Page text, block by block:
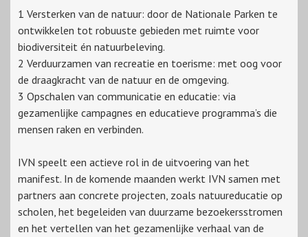
1 Versterken van de natuur: door de Nationale Parken te
ontwikkelen tot robuuste gebieden met ruimte voor
biodiversiteit én natuurbeleving.
2 Verduurzamen van recreatie en toerisme: met oog voor
de draagkracht van de natuur en de omgeving.
3 Opschalen van communicatie en educatie: via
gezamenlijke campagnes en educatieve programma’s die
mensen raken en verbinden.
IVN speelt een actieve rol in de uitvoering van het
manifest. In de komende maanden werkt IVN samen met
partners aan concrete projecten, zoals natuureducatie op
scholen, het begeleiden van duurzame bezoekersstromen
en het vertellen van het gezamenlijke verhaal van de